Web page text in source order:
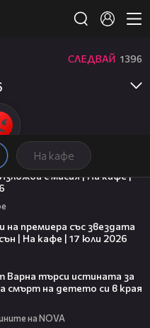
На кафе
СЛЕДВАЙ 1396
с мисия | На кафе |
на премиера със звездата
| На кафе | 17 юли 2026
Варна търси истината за
смърт на детето си в края
на NOVA